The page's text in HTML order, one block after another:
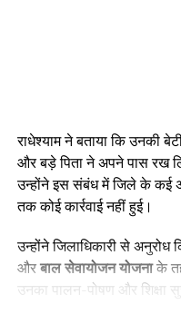
राधेश्याम ने बताया कि उनकी
और बड़े पिता ने अपने पास रख
उन्होंने इस संबंध में जिले के कई
तक कोई कार्रवाई नहीं हुई।
उन्होंने जिलाधिकारी से अनुरोध
औरबाल सेवायोजन योजनाके
उनका पालन-पोषण और शिक्षा